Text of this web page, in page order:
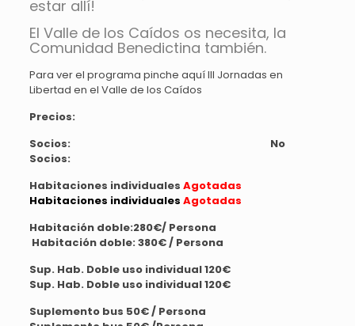
estar allí!
El Valle de los Caídos os necesita, la
Comunidad Benedictina también.
Para ver el programa pinche aquí III Jornadas en
Libertad en el Valle de los Caídos
Precios:
Socios: No
Socios:
Habitaciones individuales Agotadas
Habitaciones individuales Agotadas
Habitación doble:280€/ Persona
Habitación doble: 380€ / Persona
Sup. Hab. Doble uso individual 120€
Sup. Hab. Doble uso individual 120€
Suplemento bus 50€ / Persona